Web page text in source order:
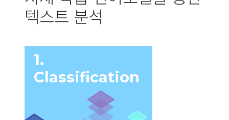
텍스트 분석
1.
Classification